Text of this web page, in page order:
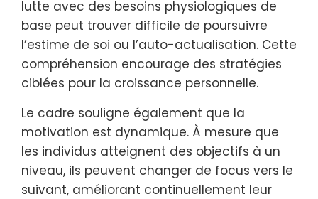
lutte avec des besoins physiologiques de
base peut trouver difficile de poursuivre
l’estime de soi ou l’auto-actualisation. Cette
compréhension encourage des stratégies
ciblées pour la croissance personnelle.
Le cadre souligne également que la
motivation est dynamique. À mesure que
les individus atteignent des objectifs à un
niveau, ils peuvent changer de focus vers le
suivant, améliorant continuellement leur